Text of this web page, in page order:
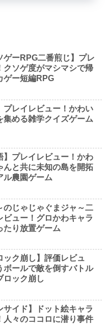
ゲーRPG二番煎じ】プレ
クソゲ度がマシマシで帰
ゲー短編RPG
プレイレビュー！かわい
集める雑学クイズゲーム
】プレイレビュー！かわ
んと共に未知の島を開拓
ル農園ゲーム
のじゃじゃぐまジャ～二
ビュー！グロかわキャラ
たり放置ゲーム
ック崩し】評価レビュ
ボールで敵を倒すバトル
ロック崩し
サイド】ドット絵キャラ
人々のココロに潜り事件